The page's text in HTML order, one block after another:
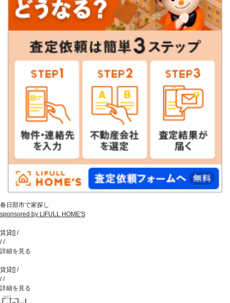
春日部市で家探し
sponsored by LIFULL HOME'S
賃貸[] /
//
詳細を見る
賃貸[] /
//
詳細を見る